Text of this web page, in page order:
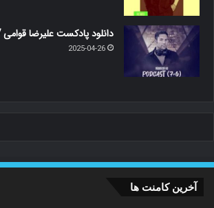
دانلود پادکست علیرضا قوامی 7 و 6 اپیزود 1
2025-04-26
آخرین کامنت ها